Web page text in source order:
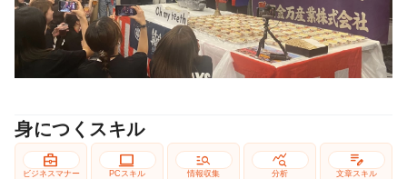
身につくスキル
business_center
ビジネスマナー
computer
PCスキル
manage_search
情報収集
query_stats
分析
edit_note
文章スキル